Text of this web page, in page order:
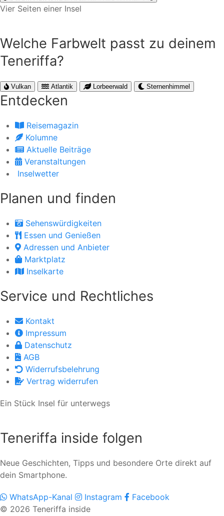
Vier Seiten einer Insel
Welche Farbwelt passt zu deinem
Teneriffa?
Vulkan Atlantik Lorbeerwald Sternenhimmel
Entdecken
Reisemagazin
Kolumne
Aktuelle Beiträge
Veranstaltungen
Inselwetter
Planen und finden
Sehenswürdigkeiten
Essen und Genießen
Adressen und Anbieter
Marktplatz
Inselkarte
Service und Rechtliches
Kontakt
Impressum
Datenschutz
AGB
Widerrufsbelehrung
Vertrag widerrufen
Ein Stück Insel für unterwegs
Teneriffa inside folgen
Neue Geschichten, Tipps und besondere Orte direkt auf
dein Smartphone.
WhatsApp-Kanal Instagram
Facebook
© 2026 Teneriffa inside